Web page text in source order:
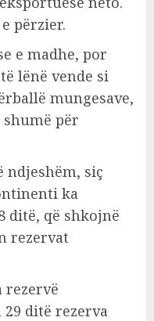
përzier.
e madhe, por
lënë vende si
mungesave,
shumë për
ndjeshëm, siç
ka
ditë, që shkojnë
rezervat
rezervë
ditë rezerva